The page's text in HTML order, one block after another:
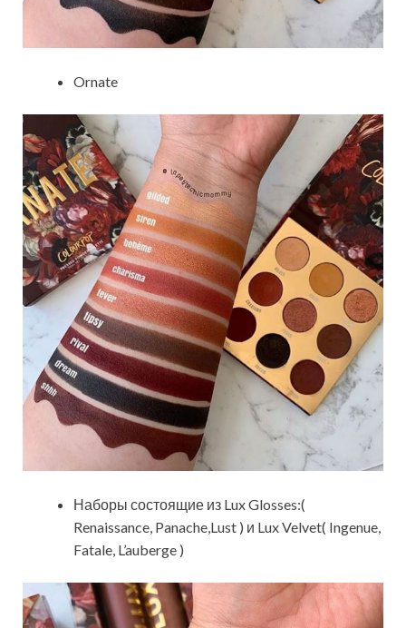
Ornate
Наборы состоящие из Lux Glosses:(
Renaissance, Panache,Lust ) и Lux Velvet( Ingenue,
Fatale, L’auberge )